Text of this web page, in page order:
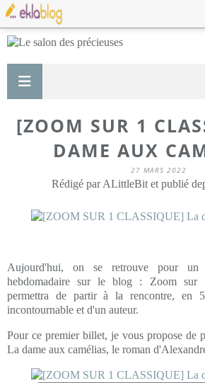
[ZOOM SUR 1
DAME AUX
27 MARS 2022
Rédigé par ALittleBit et publié
Aujourd'hui, on se retrouve pour un
hebdomadaire sur le blog : Zoom sur
permettra de partir à la rencontre, en
incontournable et d'un auteur.
Pour ce premier billet, je vous propose de
La dame aux camélias, le roman